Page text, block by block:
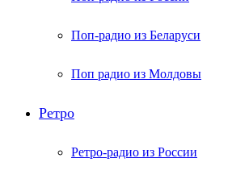
Поп-радио из Беларуси
Поп радио из Молдовы
Ретро
Ретро-радио из России